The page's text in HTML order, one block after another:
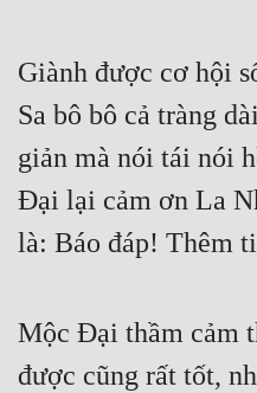
Giành được cơ hội
Sa bô bô cả tràng
giản mà nói tái nói
Đại lại cảm ơn La
là: Báo đáp! Thêm
Mộc Đại thầm cảm
được cũng rất tốt,